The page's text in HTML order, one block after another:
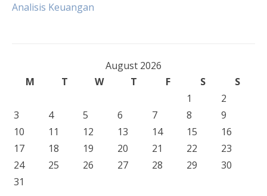
navigation
Analisis Keuangan
August 2026
M
T W T F S
S
1
2
3
4 5 6 7 8
9
10
11 12 13 14 15
16
17
18 19 20 21 22
23
24
25 26 27 28 29
30
31